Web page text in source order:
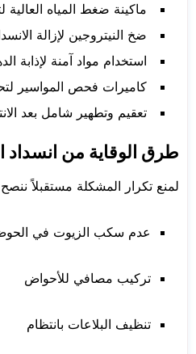
ماكينة ضغط المياه
ضخ النيتروجين لإزالة
استخدام مواد آمنة لإذابة
كاميرات فحص المواسير
تعقيم وتطهير شامل بعد
طرق الوقاية من انسداد
لمنع تكرار المشكلة مستقبلاً ننصح
عدم سكب الزيوت في
تركيب مصافي للأحواض
تنظيف البلاعات بانتظام